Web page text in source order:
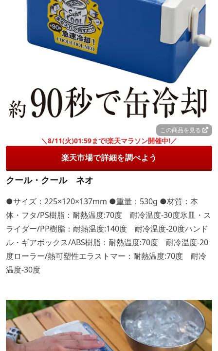
この商品を見る
＼8/11(火)01:59まで!楽天マラソン開催中!／
楽天市場で詳細を調べよう
クール・クール ネオ
●サイズ：225×120×137mm ●重量：530g ●材質：本
体・フタ/PS樹脂：耐熱温度:70度 耐冷温度-30度氷皿・ス
ライダー/PP樹脂：耐熱温度:140度 耐冷温度-20度ハンド
ル・ギアボックス/ABS樹脂：耐熱温度:70度 耐冷温度-20
度ローラー/熱可塑性エラストマー：耐熱温度:70度 耐冷
温度-30度